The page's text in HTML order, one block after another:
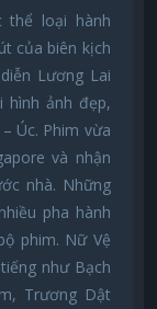
thể loại hành
của biên kịch
Lương Lai
ảnh đẹp,
Úc. Phim vừa
và nhận
nhà. Những
pha hành
phim. Nữ Vệ
như Bạch
Trương Dật